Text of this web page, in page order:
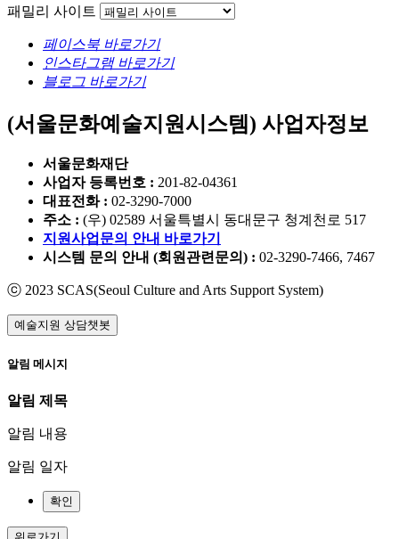
패밀리 사이트
페이스북 바로가기
인스타그램 바로가기
블로그 바로가기
(서울문화예술지원시스템) 사업자정보
서울문화재단
사업자 등록번호 : 201-82-04361
대표전화 : 02-3290-7000
주소 : (우) 02589 서울특별시 동대문구 청계천로 517
지원사업문의 안내 바로가기
시스템 문의 안내 (회원관련문의) : 02-3290-7466, 7467
ⓒ 2023 SCAS(Seoul Culture and Arts Support System)
예술지원 상담챗봇
알림 메시지
알림 제목
알림 내용
알림 일자
확인